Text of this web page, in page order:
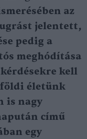
az
jelentett,
pedig a
meghódítása
kell
életünk
is nagy
című
egy